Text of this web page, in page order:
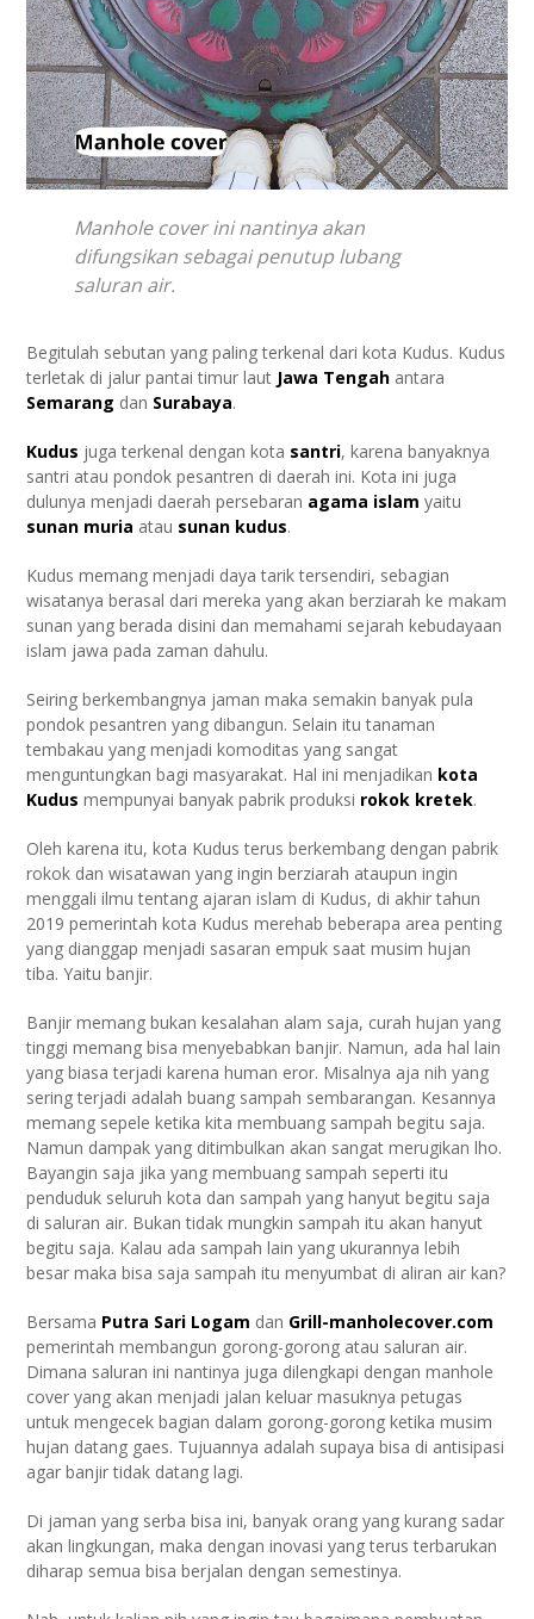
Manhole cover ini nantinya akan
difungsikan sebagai penutup lubang
saluran air.
Begitulah sebutan yang paling terkenal dari kota Kudus. Kudus
terletak di jalur pantai timur laut Jawa Tengah antara
Semarang dan Surabaya.
Kudus juga terkenal dengan kota santri, karena banyaknya
santri atau pondok pesantren di daerah ini. Kota ini juga
dulunya menjadi daerah persebaran agama islam yaitu
sunan muria atau sunan kudus.
Kudus memang menjadi daya tarik tersendiri, sebagian
wisatanya berasal dari mereka yang akan berziarah ke makam
sunan yang berada disini dan memahami sejarah kebudayaan
islam jawa pada zaman dahulu.
Seiring berkembangnya jaman maka semakin banyak pula
pondok pesantren yang dibangun. Selain itu tanaman
tembakau yang menjadi komoditas yang sangat
menguntungkan bagi masyarakat. Hal ini menjadikan kota
Kudus mempunyai banyak pabrik produksi rokok kretek.
Oleh karena itu, kota Kudus terus berkembang dengan pabrik
rokok dan wisatawan yang ingin berziarah ataupun ingin
menggali ilmu tentang ajaran islam di Kudus, di akhir tahun
2019 pemerintah kota Kudus merehab beberapa area penting
yang dianggap menjadi sasaran empuk saat musim hujan
tiba. Yaitu banjir.
Banjir memang bukan kesalahan alam saja, curah hujan yang
tinggi memang bisa menyebabkan banjir. Namun, ada hal lain
yang biasa terjadi karena human eror. Misalnya aja nih yang
sering terjadi adalah buang sampah sembarangan. Kesannya
memang sepele ketika kita membuang sampah begitu saja.
Namun dampak yang ditimbulkan akan sangat merugikan lho.
Bayangin saja jika yang membuang sampah seperti itu
penduduk seluruh kota dan sampah yang hanyut begitu saja
di saluran air. Bukan tidak mungkin sampah itu akan hanyut
begitu saja. Kalau ada sampah lain yang ukurannya lebih
besar maka bisa saja sampah itu menyumbat di aliran air kan?
Bersama Putra Sari Logam dan Grill-manholecover.com
pemerintah membangun gorong-gorong atau saluran air.
Dimana saluran ini nantinya juga dilengkapi dengan manhole
cover yang akan menjadi jalan keluar masuknya petugas
untuk mengecek bagian dalam gorong-gorong ketika musim
hujan datang gaes. Tujuannya adalah supaya bisa di antisipasi
agar banjir tidak datang lagi.
Di jaman yang serba bisa ini, banyak orang yang kurang sadar
akan lingkungan, maka dengan inovasi yang terus terbarukan
diharap semua bisa berjalan dengan semestinya.